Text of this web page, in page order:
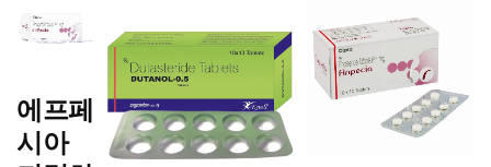
에프페
시아